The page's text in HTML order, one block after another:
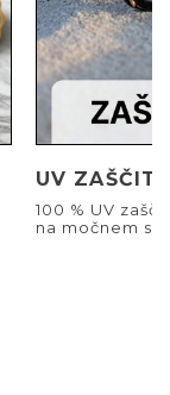
UV
100 % UV
na močnem